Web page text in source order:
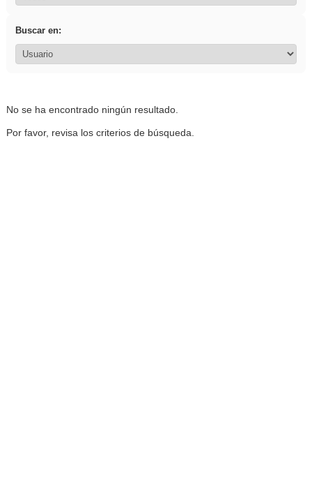
Buscar en:
No se ha encontrado ningún resultado.
Por favor, revisa los criterios de búsqueda.